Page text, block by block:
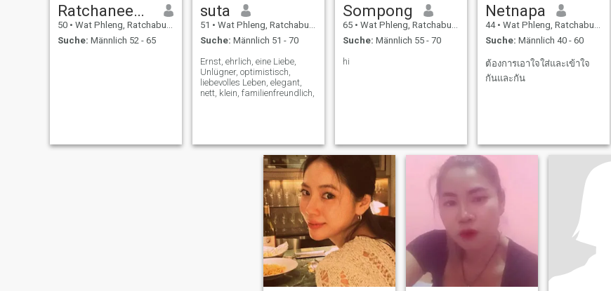
Ratchaneewan
50 • Wat Phleng, Ratchaburi, Thailand
Suche: Männlich 52 - 65
suta
51 • Wat Phleng, Ratchaburi, Thailand
Suche: Männlich 51 - 70
Ernst, ehrlich, eine Liebe,
Unlügner, optimistisch,
liebevolles Leben, elegant,
nett, klein, familienfreundlich,
Sompong
65 • Wat Phleng, Ratchaburi, Thailand
Suche: Männlich 55 - 70
hi
Netnapa
44 • Wat Phleng, Ratchaburi, Thailand
Suche: Männlich 40 - 60
ต้องการเอาใจใส่และเข้าใจ
กันและกัน